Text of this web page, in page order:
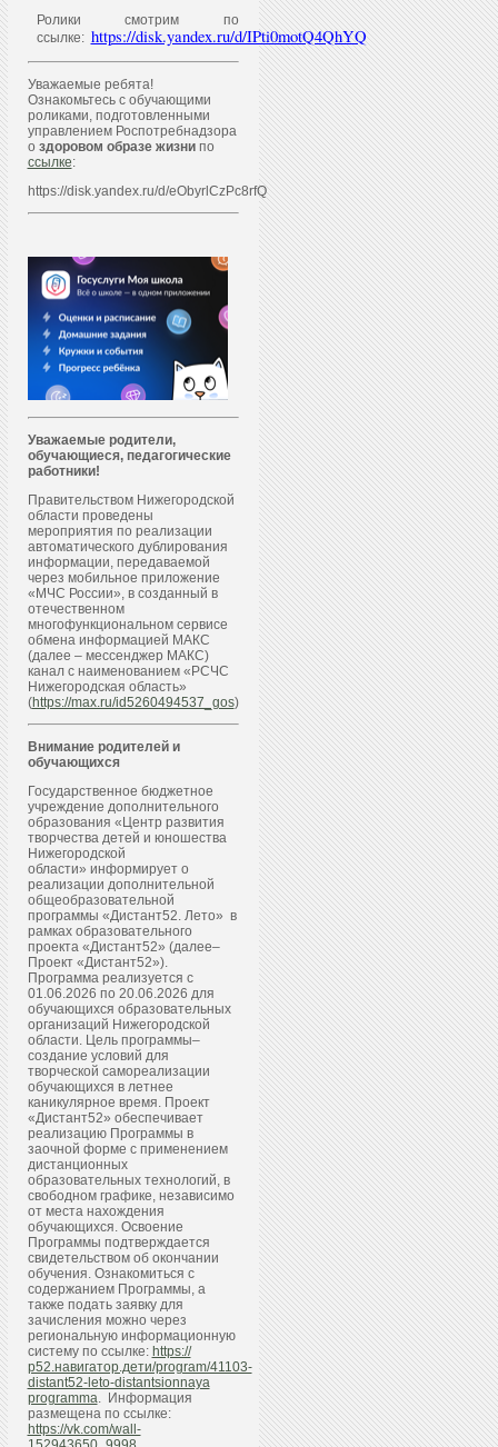
Ролики смотрим по
ссылке: https://disk.yandex.ru/d/IPti0motQ4QhYQ
Уважаемые ребята!
Ознакомьтесь с обучающими
роликами, подготовленными
управлением Роспотребнадзора
о здоровом образе жизнипо
ссылке:
https://disk.yandex.ru/d/eObyrlCzPc8rfQ
Уважаемые родители,
обучающиеся, педагогические
работники!
Правительством Нижегородской
области проведены
мероприятия по реализации
автоматического дублирования
информации, передаваемой
через мобильное приложение
«МЧС России», в созданный в
отечественном
многофункциональном сервисе
обмена информацией МАКС
(далее – мессенджер МАКС)
канал с наименованием «РСЧС
Нижегородская область»
(https://max.ru/id5260494537_gos)
Внимание родителей и
обучающихся
Государственное бюджетное
учреждение дополнительного
образования «Центр развития
творчества детей и юношества
Нижегородской
области» информирует о
реализации дополнительной
общеобразовательной
программы «Дистант52. Лето» в
рамках образовательного
проекта «Дистант52» (далее–
Проект «Дистант52»).
Программа реализуется с
01.06.2026 по 20.06.2026 для
обучающихся образовательных
организаций Нижегородской
области. Цель программы–
создание условий для
творческой самореализации
обучающихся в летнее
каникулярное время. Проект
«Дистант52» обеспечивает
реализацию Программы в
заочной форме с применением
дистанционных
образовательных технологий, в
свободном графике, независимо
от места нахождения
обучающихся. Освоение
Программы подтверждается
свидетельством об окончании
обучения. Ознакомиться с
содержанием Программы, а
также подать заявку для
зачисления можно через
региональную информационную
систему по ссылке: https://
р52.навигатор.дети/program/41103-
distant52-leto-distantsionnaya
programma. Информация
размещена по ссылке:
https://vk.com/wall-